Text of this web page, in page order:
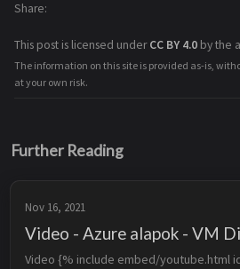
This post is licensed underCC BY 4.0 by the
The information on this site is provided as-is,
at your own risk.
Share
Further Reading
Nov 16, 2021
Video - Azure alapok - VM
Video {% include embed/youtube.html